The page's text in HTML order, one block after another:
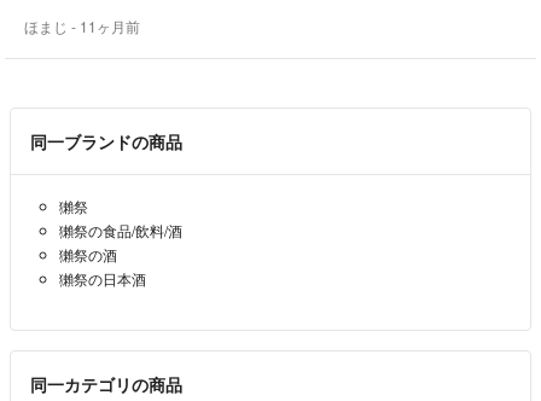
ほまじ - 11ヶ月前
同一ブランドの商品
獺祭
獺祭の食品/飲料/酒
獺祭の酒
獺祭の日本酒
同一カテゴリの商品